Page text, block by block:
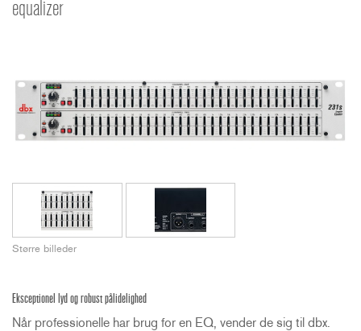
træning
Sprog/Region
equalizer
Større billeder
Eksceptionel lyd og robust pålidelighed
Når professionelle har brug for en EQ, vender de sig til dbx.